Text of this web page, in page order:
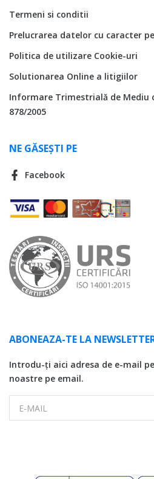
Termeni si conditii
Prelucrarea datelor cu caracter
Politica de utilizare Cookie-uri
Solutionarea Online a litigiilor
Informare Trimestrială de Mediu
878/2005
NE GĂSEȘTI PE
Facebook
ABONEAZA-TE LA
Introdu-ți aici adresa de e-mail
noastre pe email.